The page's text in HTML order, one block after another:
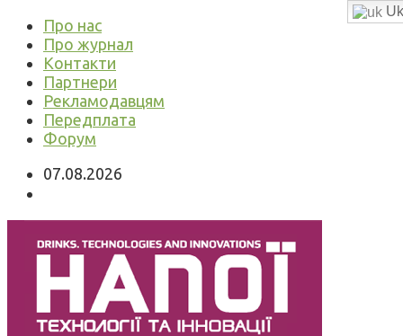
Про нас
Про журнал
Контакти
Партнери
Рекламодавцям
Передплата
Форум
07.08.2026